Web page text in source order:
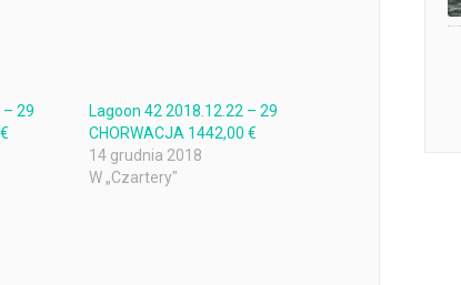
– 29
Lagoon 42 2018.12.22 – 29
CHORWACJA 1442,00 €
14 grudnia 2018
W „Czartery"